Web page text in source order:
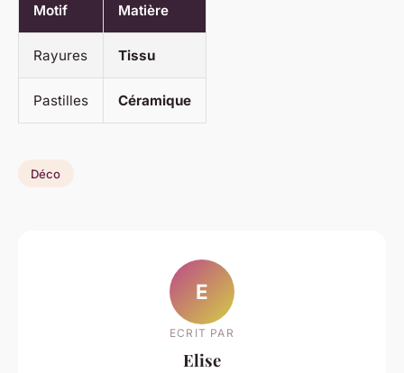
Motif Matière
Rayures Tissu
Pastilles Céramique
Déco
E
ECRIT PAR
Elise